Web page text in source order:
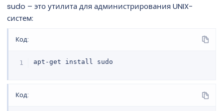
sudo – это утилита для администрирования UNIX-
систем:
Код:
apt-get install sudo
Код: